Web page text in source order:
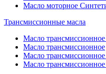
Масло моторное
Трансмиссионные масла
Масло
Масло трансмиссионное
Масло
Масло